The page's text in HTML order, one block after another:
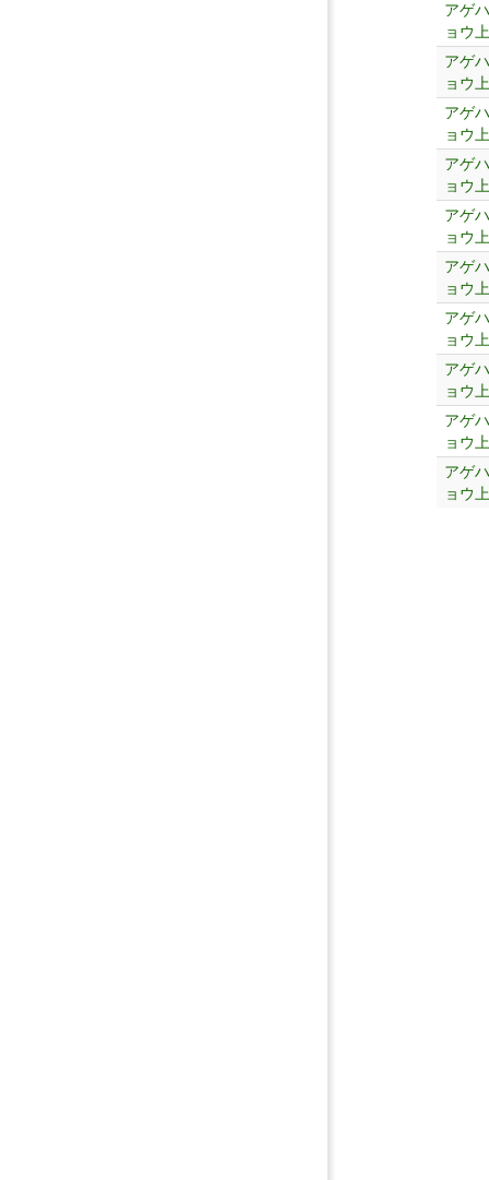
アゲ
ョウ
アゲ
ョウ
アゲ
ョウ
アゲ
ョウ
アゲ
ョウ
アゲ
ョウ
アゲ
ョウ
アゲ
ョウ
アゲ
ョウ
アゲ
ョウ